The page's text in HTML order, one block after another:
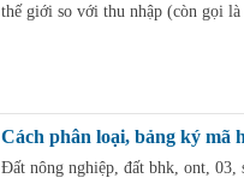
thế giới so với thu nhập (còn gọi
Cách phân loại, bảng ký mã
Đất nông nghiệp, đất bhk, ont, 03,